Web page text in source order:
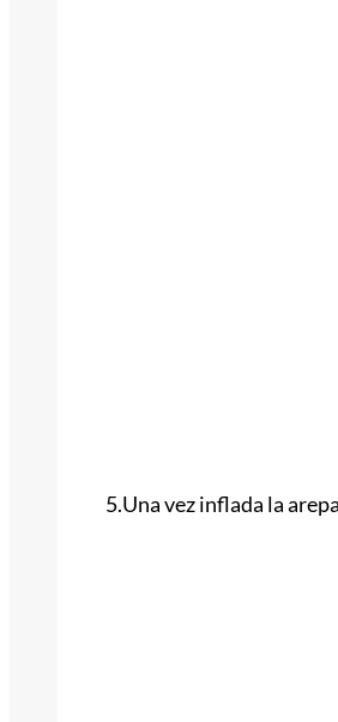
5.Una vez inflada la